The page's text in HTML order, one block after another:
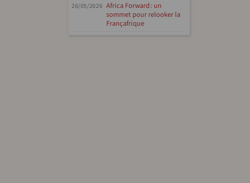
26/05/2026 Africa Forward : un
sommet pour relooker la
Françafrique